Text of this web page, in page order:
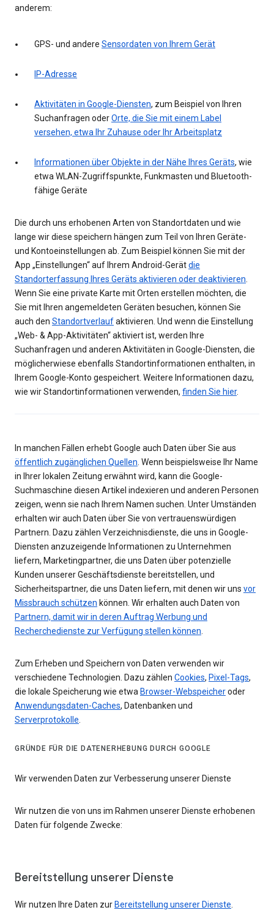
anderem:
GPS- und andere Sensordaten von Ihrem Gerät
IP-Adresse
Aktivitäten in Google-Diensten, zum Beispiel von Ihren
Suchanfragen oderOrte, die Sie mit einem Label
versehen, etwa Ihr Zuhause oder Ihr Arbeitsplatz
Informationen über Objekte in der Nähe Ihres Geräts, wie
etwa WLAN-Zugriffspunkte, Funkmasten und Bluetooth-
fähige Geräte
Die durch uns erhobenen Arten von Standortdaten und wie
lange wir diese speichern hängen zum Teil von Ihren Geräte-
und Kontoeinstellungen ab. Zum Beispiel können Sie mit der
App „Einstellungen“ auf Ihrem Android-Gerätdie
Standorterfassung Ihres Geräts aktivieren oder deaktivieren.
Wenn Sie eine private Karte mit Orten erstellen möchten, die
Sie mit Ihren angemeldeten Geräten besuchen, können Sie
auch den Standortverlaufaktivieren. Und wenn die Einstellung
„Web- & App-Aktivitäten“ aktiviert ist, werden Ihre
Suchanfragen und anderen Aktivitäten in Google-Diensten, die
möglicherwiese ebenfalls Standortinformationen enthalten, in
Ihrem Google-Konto gespeichert. Weitere Informationen dazu,
wie wir Standortinformationen verwenden, finden Sie hier.
In manchen Fällen erhebt Google auch Daten über Sie aus
öffentlich zugänglichen Quellen. Wenn beispielsweise Ihr Name
in Ihrer lokalen Zeitung erwähnt wird, kann die Google-
Suchmaschine diesen Artikel indexieren und anderen Personen
zeigen, wenn sie nach Ihrem Namen suchen. Unter Umständen
erhalten wir auch Daten über Sie von vertrauenswürdigen
Partnern. Dazu zählen Verzeichnisdienste, die uns in Google-
Diensten anzuzeigende Informationen zu Unternehmen
liefern, Marketingpartner, die uns Daten über potenzielle
Kunden unserer Geschäftsdienste bereitstellen, und
Sicherheitspartner, die uns Daten liefern, mit denen wir uns vor
Missbrauch schützen können. Wir erhalten auch Daten von
Partnern, damit wir in deren Auftrag Werbung und
Recherchedienste zur Verfügung stellen können.
Zum Erheben und Speichern von Daten verwenden wir
verschiedene Technologien. Dazu zählen Cookies, Pixel-Tags,
die lokale Speicherung wie etwa Browser-Webspeicheroder
Anwendungsdaten-Caches, Datenbanken und
Serverprotokolle.
GRÜNDE FÜR DIE DATENERHEBUNG DURCH GOOGLE
Wir verwenden Daten zur Verbesserung unserer Dienste
Wir nutzen die von uns im Rahmen unserer Dienste erhobenen
Daten für folgende Zwecke:
Bereitstellung unserer Dienste
Wir nutzen Ihre Daten zur Bereitstellung unserer Dienste